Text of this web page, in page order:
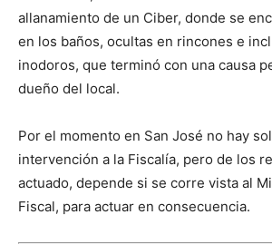
allanamiento de un Ciber, donde se
en los baños, ocultas en rincones e
inodoros, que terminó con una causa
dueño del local.
Por el momento en San José no hay
intervención a la Fiscalía, pero de los
actuado, depende si se corre vista al
Fiscal, para actuar en consecuencia.